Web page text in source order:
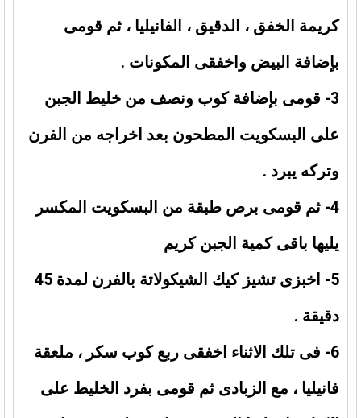
كريمة الخفق ، الدقيق ، الفانيليا ، ثم قومى
بإضافة البيض واخفقى المكونات .
3- قومى بإضافة كوب ونصف من خليط الجبن
على البسكويت المطحون بعد اخراجه من الفرن
وتركه يبرد .
4- ثم قومى برص طبقة من البسكويت المكسر
يليها باقى كمية الجبن كريم
5- اخبزى تشيز كيك الشيكولاتة بالفرن لمدة 45
دقيقة .
6- فى تلك الاثناء اخفقى ربع كوب سكر ، ملعقة
فانيليا ، مع الزبادى ثم قومى بفرد الخليط على